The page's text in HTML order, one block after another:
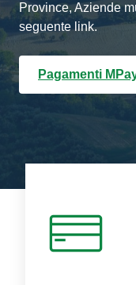
Province, Aziende
seguente link.
Pagamenti